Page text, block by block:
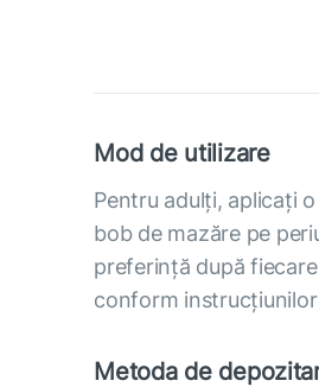
Mod de utilizare
Pentru adulți, aplicați
bob de mazăre pe
preferință după
conform
Metoda de